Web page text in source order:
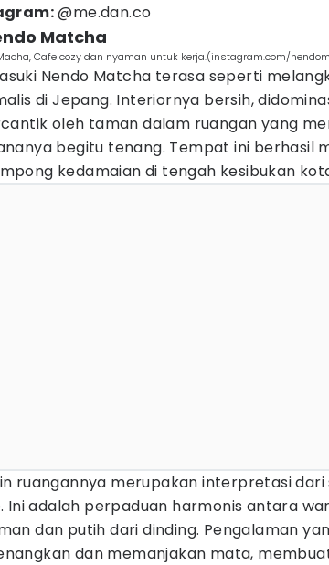
@me.dan.co
Matcha
Cafe cozy dan nyaman untuk kerja.(instagram.com/
Nendo Matcha terasa seperti
di Jepang. Interiornya bersih,
oleh taman dalam ruangan yang
begitu tenang. Tempat ini berhasil
kedamaian di tengah kesibukan
ruangannya merupakan interpretasi
Ini adalah perpaduan harmonis antara
dan putih dari dinding. Pengalaman
dan memanjakan mata,